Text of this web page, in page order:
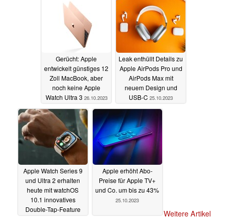
Gerücht: Apple
entwickelt günstiges 12
Zoll MacBook, aber
noch keine Apple
Watch Ultra 3 26.10.2023
Leak enthüllt Details zu
Apple AirPods Pro und
AirPods Max mit
neuem Design und
USB-C 25.10.2023
Apple Watch Series 9
und Ultra 2 erhalten
heute mit watchOS
10.1 innovatives
Double-Tap-Feature
Apple erhöht Abo-
Preise für Apple TV+
und Co. um bis zu 43%
25.10.2023
Weitere Artikel